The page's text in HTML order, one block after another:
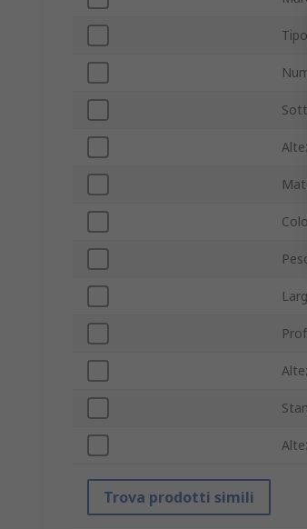
Trova prodotti simili